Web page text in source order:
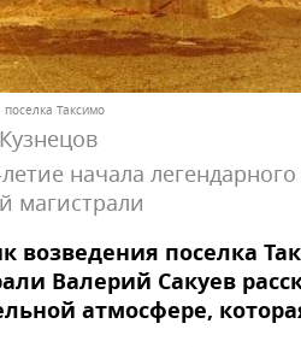
Таксимо
начала
магистрали
возведения поселка
Валерий Сакуев
атмосфере,